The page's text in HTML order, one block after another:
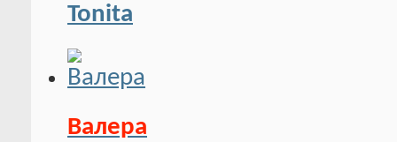
Tonita
Валера